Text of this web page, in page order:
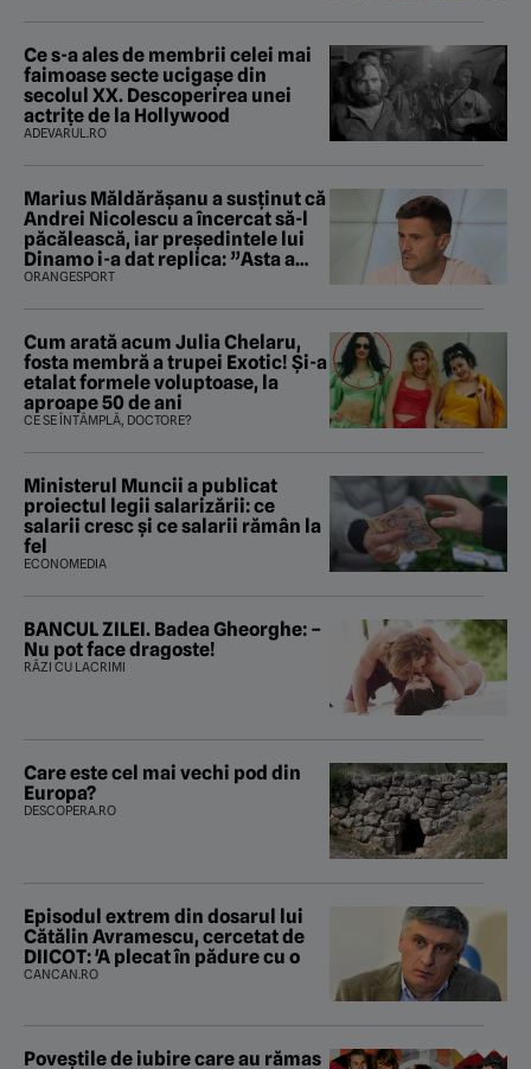
Ce s-a ales de membrii celei mai
faimoase secte ucigașe din
secolul XX. Descoperirea unei
actrițe de la Hollywood
ADEVARUL.RO
Marius Măldărăşanu a susţinut că
Andrei Nicolescu a încercat să-l
păcălească, iar preşedintele lui
Dinamo i-a dat replica: ”Asta a
fost istoria”
ORANGESPORT
Cum arată acum Julia Chelaru,
fosta membră a trupei Exotic! Și-a
etalat formele voluptoase, la
aproape 50 de ani
CE SE ÎNTÂMPLĂ, DOCTORE?
Ministerul Muncii a publicat
proiectul legii salarizării: ce
salarii cresc și ce salarii rămân la
fel
ECONOMEDIA
BANCUL ZILEI. Badea Gheorghe: –
Nu pot face dragoste!
RÂZI CU LACRIMI
Care este cel mai vechi pod din
Europa?
DESCOPERA.RO
Episodul extrem din dosarul lui
Cătălin Avramescu, cercetat de
DIICOT: 'A plecat în pădure cu o
CANCAN.RO
Poveştile de iubire care au rămas